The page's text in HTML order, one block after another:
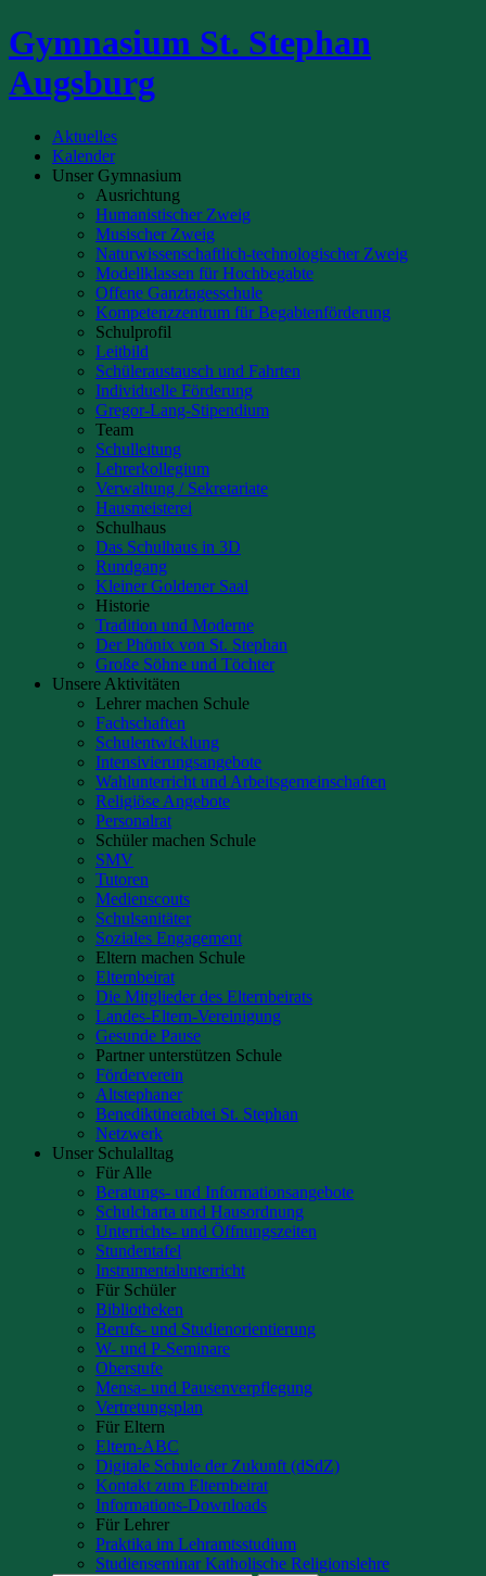
Gymnasium St. Stephan
Augsburg
Aktuelles
Kalender
Unser Gymnasium
Ausrichtung
Humanistischer Zweig
Musischer Zweig
Naturwissenschaftlich-technologischer Zweig
Modellklassen für Hochbegabte
Offene Ganztagesschule
Kompetenzzentrum für Begabtenförderung
Schulprofil
Leitbild
Schüleraustausch und Fahrten
Individuelle Förderung
Gregor-Lang-Stipendium
Team
Schulleitung
Lehrerkollegium
Verwaltung / Sekretariate
Hausmeisterei
Schulhaus
Das Schulhaus in 3D
Rundgang
Kleiner Goldener Saal
Historie
Tradition und Moderne
Der Phönix von St. Stephan
Große Söhne und Töchter
Unsere Aktivitäten
Lehrer machen Schule
Fachschaften
Schulentwicklung
Intensivierungsangebote
Wahlunterricht und Arbeitsgemeinschaften
Religiöse Angebote
Personalrat
Schüler machen Schule
SMV
Tutoren
Medienscouts
Schulsanitäter
Soziales Engagement
Eltern machen Schule
Elternbeirat
Die Mitglieder des Elternbeirats
Landes-Eltern-Vereinigung
Gesunde Pause
Partner unterstützen Schule
Förderverein
Altstephaner
Benediktinerabtei St. Stephan
Netzwerk
Unser Schulalltag
Für Alle
Beratungs- und Informationsangebote
Schulcharta und Hausordnung
Unterrichts- und Öffnungszeiten
Stundentafel
Instrumentalunterricht
Für Schüler
Bibliotheken
Berufs- und Studienorientierung
W- und P-Seminare
Oberstufe
Mensa- und Pausenverpflegung
Vertretungsplan
Für Eltern
Eltern-ABC
Digitale Schule der Zukunft (dSdZ)
Kontakt zum Elternbeirat
Informations-Downloads
Für Lehrer
Praktika im Lehramtsstudium
Studienseminar Katholische Religionslehre